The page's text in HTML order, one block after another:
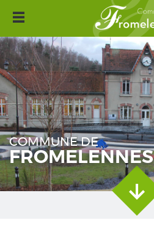
Aller
contenu
principal
Toggle
navigation
COMMUNE DE
FROMELENNES